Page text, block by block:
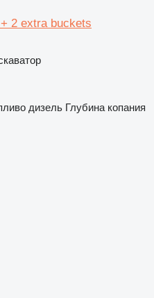
2 extra buckets
дизель Глубина копания